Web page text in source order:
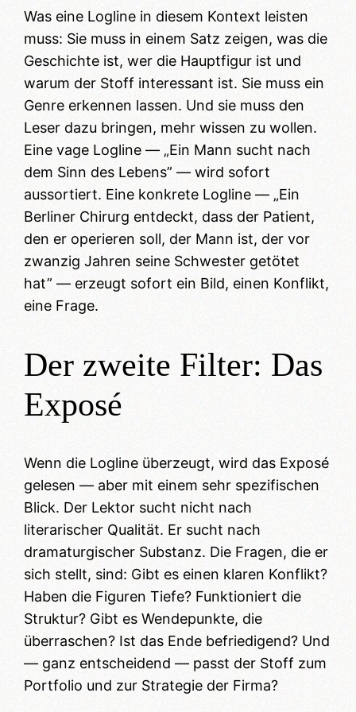
Was eine Logline in diesem Kontext leisten
muss: Sie muss in einem Satz zeigen, was die
Geschichte ist, wer die Hauptfigur ist und
warum der Stoff interessant ist. Sie muss ein
Genre erkennen lassen. Und sie muss den
Leser dazu bringen, mehr wissen zu wollen.
Eine vage Logline — „Ein Mann sucht nach
dem Sinn des Lebens” — wird sofort
aussortiert. Eine konkrete Logline — „Ein
Berliner Chirurg entdeckt, dass der Patient,
den er operieren soll, der Mann ist, der vor
zwanzig Jahren seine Schwester getötet
hat” — erzeugt sofort ein Bild, einen Konflikt,
eine Frage.
Der zweite Filter: Das
Exposé
Wenn die Logline überzeugt, wird das Exposé
gelesen — aber mit einem sehr spezifischen
Blick. Der Lektor sucht nicht nach
literarischer Qualität. Er sucht nach
dramaturgischer Substanz. Die Fragen, die er
sich stellt, sind: Gibt es einen klaren Konflikt?
Haben die Figuren Tiefe? Funktioniert die
Struktur? Gibt es Wendepunkte, die
überraschen? Ist das Ende befriedigend? Und
— ganz entscheidend — passt der Stoff zum
Portfolio und zur Strategie der Firma?